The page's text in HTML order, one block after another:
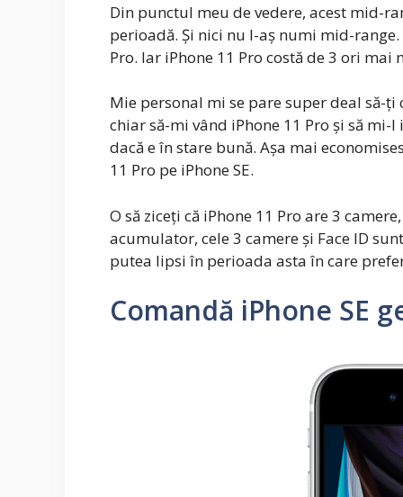
Din punctul meu de vedere, acest mid-
perioadă. Și nici nu l-aș numi mid-
Pro. Iar iPhone 11 Pro costă de 3 ori mai
Mie personal mi se pare super deal să-ți
chiar să-mi vând iPhone 11 Pro și să mi-l
dacă e în stare bună. Așa mai
11 Pro pe iPhone SE.
O să ziceți că iPhone 11 Pro are 3
acumulator, cele 3 camere și Face ID
putea lipsi în perioada asta în care
Comandă iPhone SE